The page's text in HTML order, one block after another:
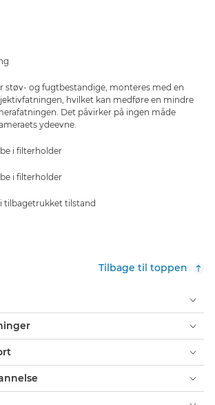
støv- og fugtbestandige, monteres med en
hvilket kan medføre en mindre
Det påvirker på ingen måde
ydeevne.
i filterholder
i filterholder
tilbagetrukket tilstand
Tilbage til toppen